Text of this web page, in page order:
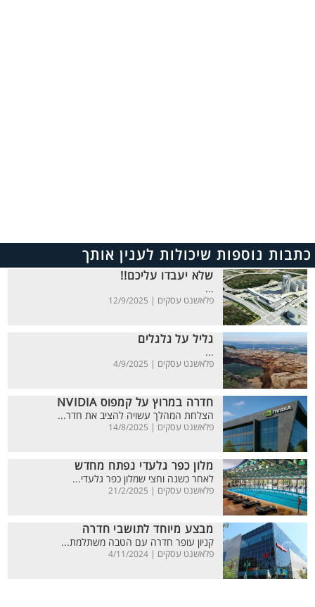
כתבות נוספות שיכולות לענין אותך
שלא יעבדו עליכם!!
...
פלאשנט עסקים | 12/9/2025
גליל על גלגלים
...
פלאשנט עסקים | 4/9/2025
חדרה במרוץ על קמפוס NVIDIA
הצלחת המהלך עשויה להציב את חדר...
פלאשנט עסקים | 14/8/2025
מלון כפר גלעדי נפתח מחדש
לאחר כשנה וחצי שמלון כפר גלעדי...
פלאשנט עסקים | 21/2/2025
מבצע מיוחד לתושבי חדרה
קניון עופר חדרה עם הטבה משתלמת...
פלאשנט עסקים | 4/11/2024